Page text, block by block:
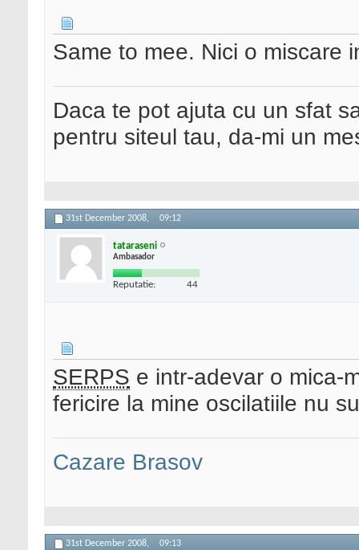
Same to mee. Nici o miscare
Daca te pot ajuta cu un sfat
pentru siteul tau, da-mi un
31st December 2008, 09:12
tataraseni
Ambasador
Reputatie: 44
SERPS e intr-adevar o mica-
fericire la mine oscilatiile nu
Cazare Brasov
31st December 2008, 09:13